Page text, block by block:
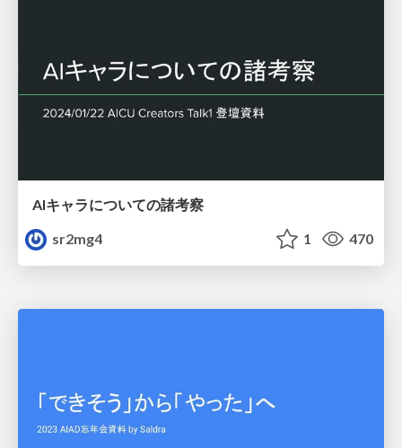
AIキャラについての諸考察
sr2mg4
1 470